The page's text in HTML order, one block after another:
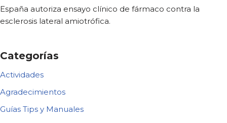
España autoriza ensayo clínico de fármaco contra la
esclerosis lateral amiotrófica.
Categorías
Actividades
Agradecimientos
Guías Tips y Manuales